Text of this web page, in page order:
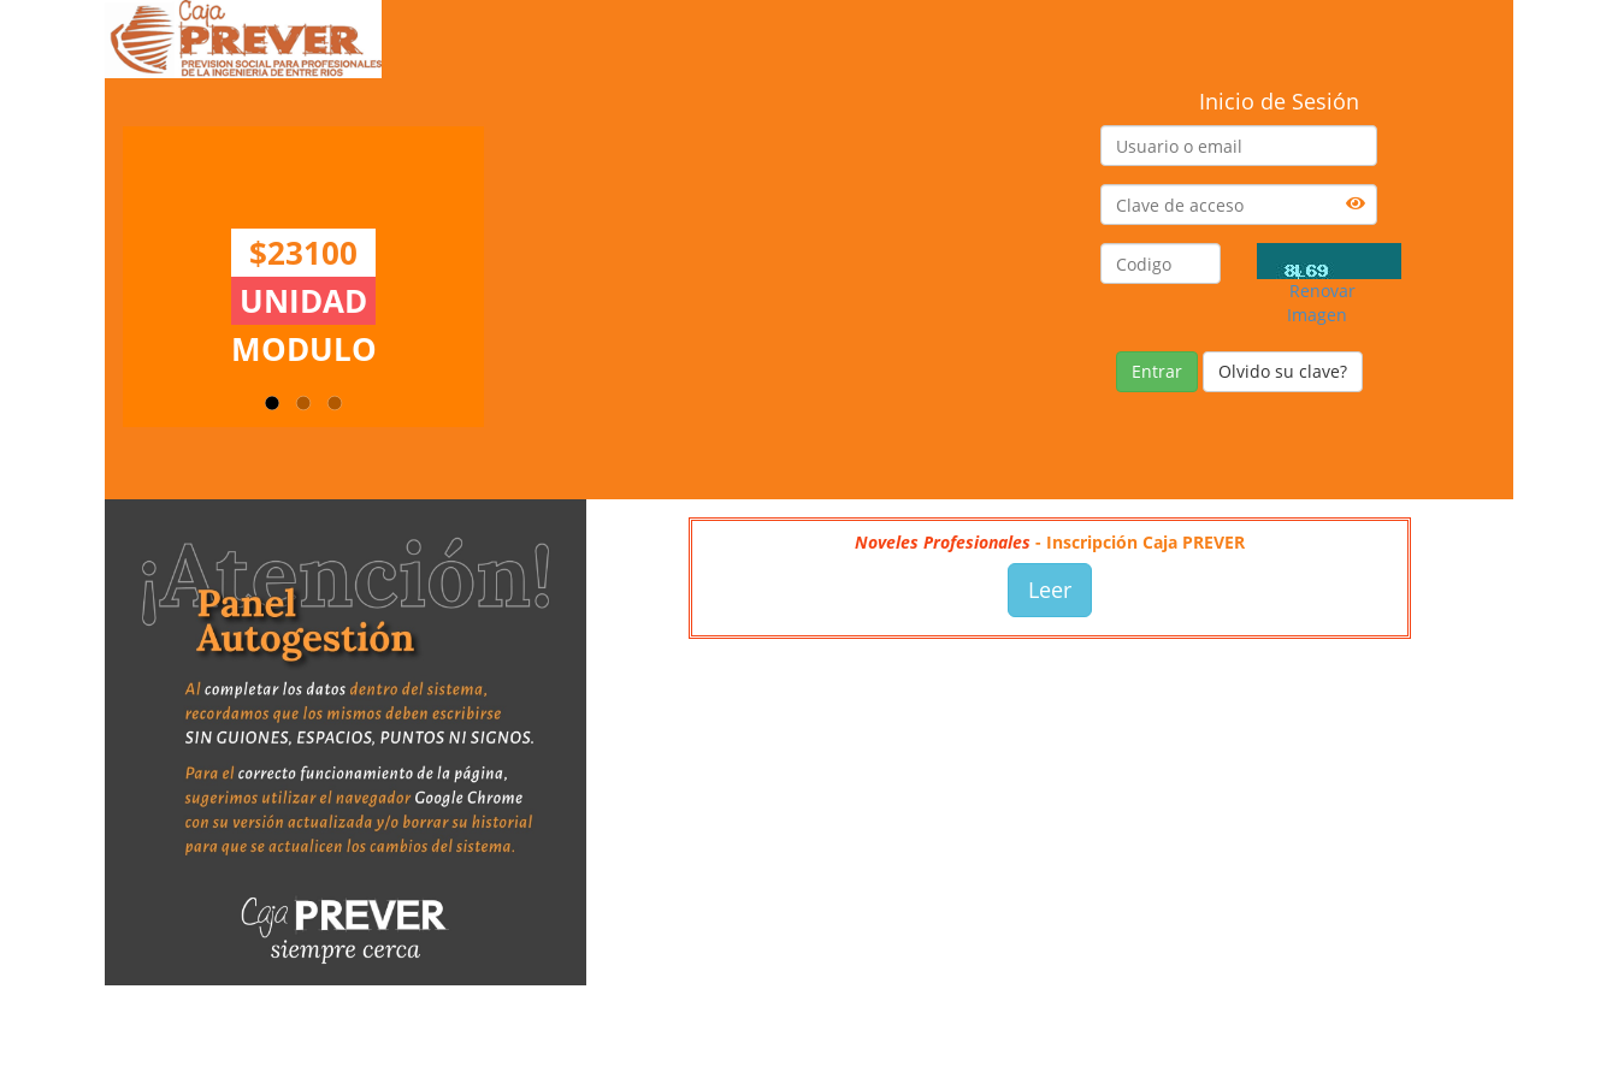
$23100
UNIDAD
MODULO
Inicio de Sesión
Renovar
Imagen
Noveles Profesionales - Inscripción Caja PREVER
Leer